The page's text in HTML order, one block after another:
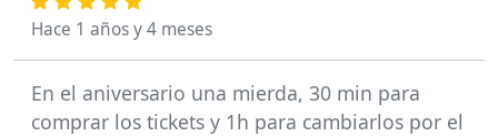
Hace 1 años y 4 meses
En el aniversario una mierda, 30 min para
comprar los tickets y 1h para cambiarlos por el